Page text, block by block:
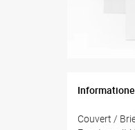
Couvert /